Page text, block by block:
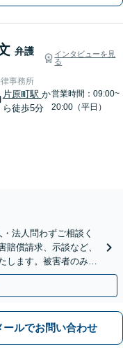
・夜間対応】
弁護
インタビューを見
る
事務所
片原町駅 か
ら徒歩5分
営業時間：09:00~
20:00（平日）
法人問わずご相談く
賠償請求、示談など、
します。被害者のみな
談可】
ールでお問い合わせ